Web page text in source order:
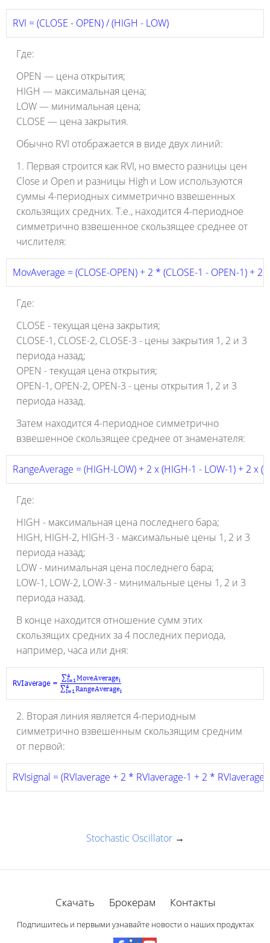
RVI = (CLOSE - OPEN) / (HIGH - LOW)
Где:
OPEN — цена открытия;
HIGH — максимальная цена;
LOW — минимальная цена;
CLOSE — цена закрытия.
Обычно RVI отображается в виде двух линий:
1. Первая строится как RVI, но вместо разницы цен
Close и Open и разницы High и Low используются
суммы 4-периодных симметрично взвешенных
скользящих средних. Т.е., находится 4-периодное
симметрично взвешенное скользящее среднее от
числителя:
MovAverage = (CLOSE-OPEN) + 2 * (CLOSE-1 - OPEN-1) + 2
Где:
CLOSE - текущая цена закрытия;
CLOSE-1, CLOSE-2, CLOSE-3 - цены закрытия 1, 2 и 3
периода назад;
OPEN - текущая цена открытия;
OPEN-1, OPEN-2, OPEN-3 - цены открытия 1, 2 и 3
периода назад.
Затем находится 4-периодное симметрично
взвешенное скользящее среднее от знаменателя:
RangeAverage = (HIGH-LOW) + 2 x (HIGH-1 - LOW-1) + 2 x
Где:
HIGH - максимальная цена последнего бара;
HIGH, HIGH-2, HIGH-3 - максимальные цены 1, 2 и 3
периода назад;
LOW - минимальная цена последнего бара;
LOW-1, LOW-2, LOW-3 - минимальные цены 1, 2 и 3
периода назад.
В конце находится отношение сумм этих
скользящих средних за 4 последних периода,
например, часа или дня:
2. Вторая линия является 4-периодным
симметрично взвешенным скользящим средним
от первой:
RVIsignal = (RVIaverage + 2 * RVIaverage-1 + 2 *
Stochastic Oscillator →
Скачать Брокерам Контакты
Подпишитесь и первыми узнавайте новости о наших продуктах